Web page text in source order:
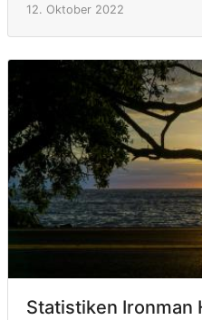
12. Oktober 2022
Statistiken Ironman